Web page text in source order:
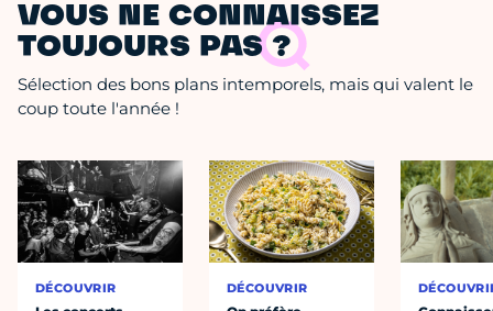
VOUS NE CONNAISSEZ
TOUJOURS PAS ?
Sélection des bons plans intemporels, mais qui valent le
coup toute l'année !
DÉCOUVRIR DÉCOUVRIR